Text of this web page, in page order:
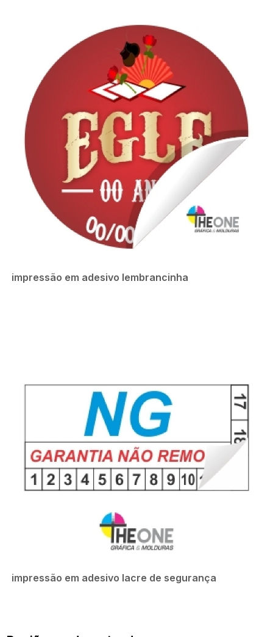
impressão em adesivo lembrancinha
impressão em adesivo lacre de segurança